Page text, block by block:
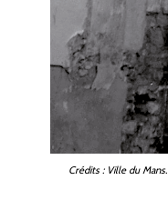
Crédits : Ville du Mans.